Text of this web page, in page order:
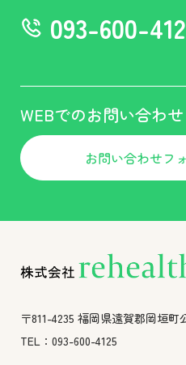
093-600-
WEBでのお問い合わせ
お問い合わせフ
〒811-4235 福岡県遠賀郡岡垣町
TEL：093-600-4125